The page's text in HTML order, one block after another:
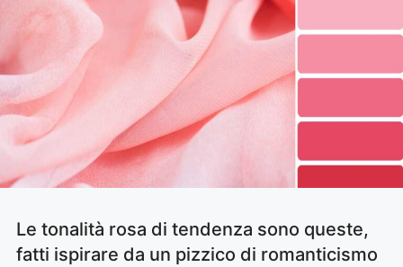
Le tonalità rosa di tendenza sono queste,
fatti ispirare da un pizzico di romanticismo